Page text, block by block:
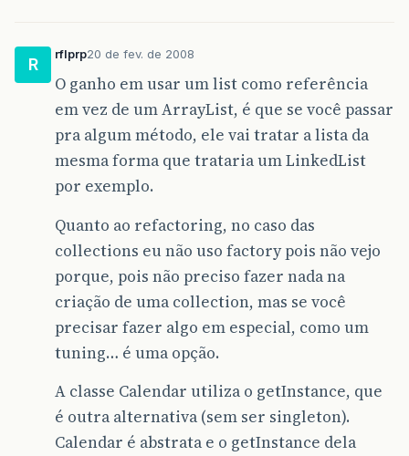
R
rflprp20 de fev. de 2008
O ganho em usar um list como referência
em vez de um ArrayList, é que se você passar
pra algum método, ele vai tratar a lista da
mesma forma que trataria um LinkedList
por exemplo.
Quanto ao refactoring, no caso das
collections eu não uso factory pois não vejo
porque, pois não preciso fazer nada na
criação de uma collection, mas se você
precisar fazer algo em especial, como um
tuning… é uma opção.
A classe Calendar utiliza o getInstance, que
é outra alternativa (sem ser singleton).
Calendar é abstrata e o getInstance dela